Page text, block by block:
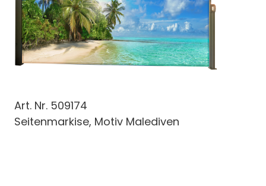
Art. Nr. 509174
Seitenmarkise, Motiv Malediven